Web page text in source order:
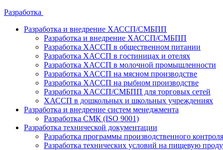
Разработка
Разработка и внедрение ХАССП/СМБПП
Разработка и внедрение ХАССП/СМБПП
Разработка ХАССП в общественном питании
Разработка ХАССП в гостиницах и отелях
Разработка ХАССП в молочной промышленности
Разработка ХАССП на мясном производстве
Разработка ХАССП на рыбном производстве
Разработка ХАССП/СМБПП для торговых сетей
ХАССП в дошкольных и школьных учреждениях
Разработка и внедрение систем менеджмента
Разработка СМК (ISO 9001)
Разработка технической документации
Разработка программы производственного
Разработка технических условий на пищевую